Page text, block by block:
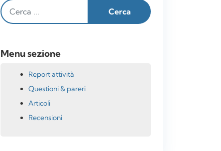
Menu sezione
Report attività
Questioni & pareri
Articoli
Recensioni